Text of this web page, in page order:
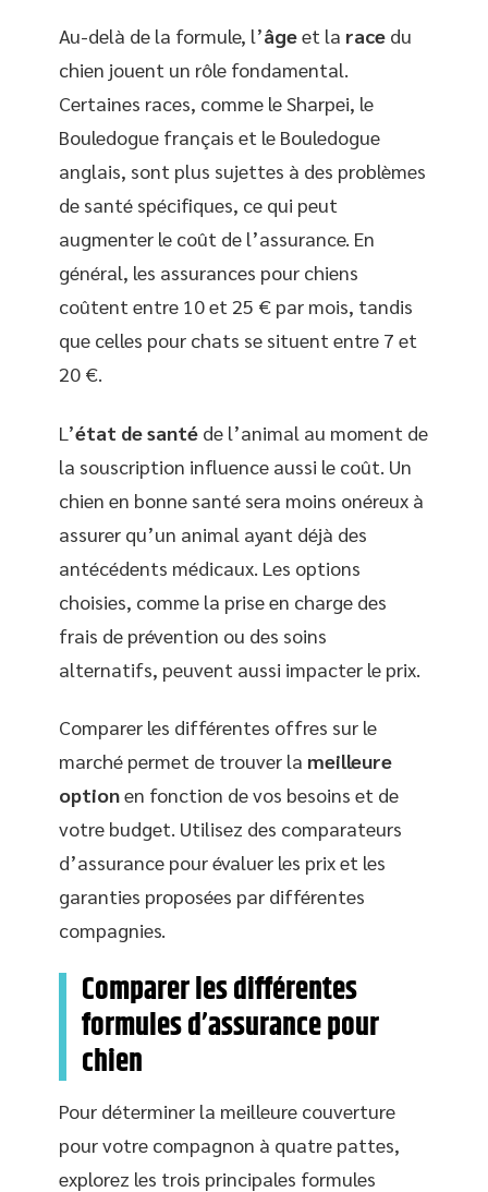
Au-delà de la formule, l’âgeet la race du
chien jouent un rôle fondamental.
Certaines races, comme le Sharpei, le
Bouledogue français et le Bouledogue
anglais, sont plus sujettes à des problèmes
de santé spécifiques, ce qui peut
augmenter le coût de l’assurance. En
général, les assurances pour chiens
coûtent entre 10 et 25 € par mois, tandis
que celles pour chats se situent entre 7 et
20 €.
L’état de santé de l’animal au moment de
la souscription influence aussi le coût. Un
chien en bonne santé sera moins onéreux à
assurer qu’un animal ayant déjà des
antécédents médicaux. Les options
choisies, comme la prise en charge des
frais de prévention ou des soins
alternatifs, peuvent aussi impacter le prix.
Comparer les différentes offres sur le
marché permet de trouver la meilleure
optionen fonction de vos besoins et de
votre budget. Utilisez des comparateurs
d’assurance pour évaluer les prix et les
garanties proposées par différentes
compagnies.
Comparer les différentes
formules d’assurance pour
chien
Pour déterminer la meilleure couverture
pour votre compagnon à quatre pattes,
explorez les trois principales formules